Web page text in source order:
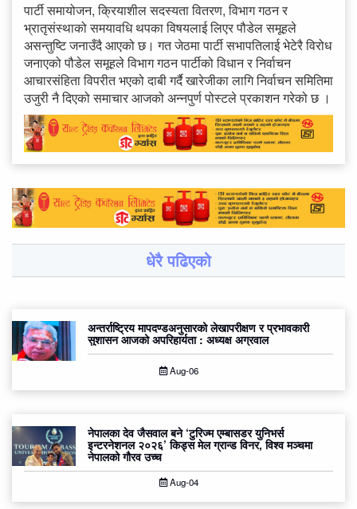
पार्टी समायोजन, क्रियाशील सदस्यता वितरण, विभाग गठन र
भ्रातृसंस्थाको समयावधि थपका विषयलाई लिएर पौडेल समूहले
असन्तुष्टि जनाउँदै आएको छ। गत जेठमा पार्टी सभापतिलाई भेटेरै विरोध
जनाएको पौडेल समूहले विभाग गठन पार्टीको विधान र निर्वाचन
आचारसंहिता विपरीत भएको दाबी गर्दै खारेजीका लागि निर्वाचन समितिमा
उजुरी नै दिएको समाचार आजको अन्नपुर्ण पोस्टले प्रकाशन गरेको छ ।
धेरै पढिएको
अन्तर्राष्ट्रिय मापदण्डअनुसारको लेखापरीक्षण र प्रभावकारी
सुशासन आजको अपरिहार्यता : अध्यक्ष अग्रवाल
Aug-06
नेपालका देव जैसवाल बने ‘टुरिज्म एम्बासडर युनिभर्स
इन्टरनेशनल २०२६’ किड्स मेल ग्रान्ड विनर, विश्व मञ्चमा
नेपालको गौरव उच्च
Aug-04